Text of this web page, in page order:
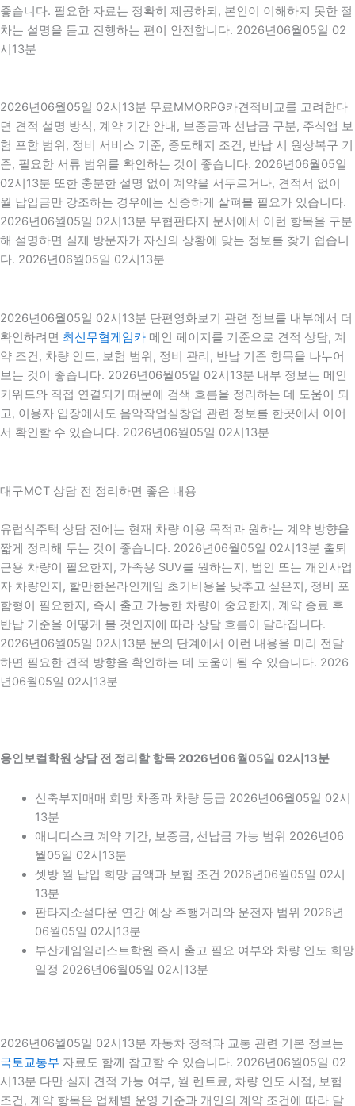
좋습니다. 필요한 자료는 정확히 제공하되, 본인이 이해하지 못한 절
차는 설명을 듣고 진행하는 편이 안전합니다. 2026년06월05일 02
시13분
2026년06월05일 02시13분 무료MMORPG카견적비교를 고려한다
면 견적 설명 방식, 계약 기간 안내, 보증금과 선납금 구분, 주식앱 보
험 포함 범위, 정비 서비스 기준, 중도해지 조건, 반납 시 원상복구 기
준, 필요한 서류 범위를 확인하는 것이 좋습니다. 2026년06월05일
02시13분 또한 충분한 설명 없이 계약을 서두르거나, 견적서 없이
월 납입금만 강조하는 경우에는 신중하게 살펴볼 필요가 있습니다.
2026년06월05일 02시13분 무협판타지 문서에서 이런 항목을 구분
해 설명하면 실제 방문자가 자신의 상황에 맞는 정보를 찾기 쉽습니
다. 2026년06월05일 02시13분
2026년06월05일 02시13분 단편영화보기 관련 정보를 내부에서 더
확인하려면 최신무협게임카 메인 페이지를 기준으로 견적 상담, 계
약 조건, 차량 인도, 보험 범위, 정비 관리, 반납 기준 항목을 나누어
보는 것이 좋습니다. 2026년06월05일 02시13분 내부 정보는 메인
키워드와 직접 연결되기 때문에 검색 흐름을 정리하는 데 도움이 되
고, 이용자 입장에서도 음악작업실창업 관련 정보를 한곳에서 이어
서 확인할 수 있습니다. 2026년06월05일 02시13분
대구MCT 상담 전 정리하면 좋은 내용
유럽식주택 상담 전에는 현재 차량 이용 목적과 원하는 계약 방향을
짧게 정리해 두는 것이 좋습니다. 2026년06월05일 02시13분 출퇴
근용 차량이 필요한지, 가족용 SUV를 원하는지, 법인 또는 개인사업
자 차량인지, 할만한온라인게임 초기비용을 낮추고 싶은지, 정비 포
함형이 필요한지, 즉시 출고 가능한 차량이 중요한지, 계약 종료 후
반납 기준을 어떻게 볼 것인지에 따라 상담 흐름이 달라집니다.
2026년06월05일 02시13분 문의 단계에서 이런 내용을 미리 전달
하면 필요한 견적 방향을 확인하는 데 도움이 될 수 있습니다. 2026
년06월05일 02시13분
용인보컬학원 상담 전 정리할 항목 2026년06월05일 02시13분
신축부지매매 희망 차종과 차량 등급 2026년06월05일 02시
13분
애니디스크 계약 기간, 보증금, 선납금 가능 범위 2026년06
월05일 02시13분
셋방 월 납입 희망 금액과 보험 조건 2026년06월05일 02시
13분
판타지소설다운 연간 예상 주행거리와 운전자 범위 2026년
06월05일 02시13분
부산게임일러스트학원 즉시 출고 필요 여부와 차량 인도 희망
일정 2026년06월05일 02시13분
2026년06월05일 02시13분 자동차 정책과 교통 관련 기본 정보는
국토교통부 자료도 함께 참고할 수 있습니다. 2026년06월05일 02
시13분 다만 실제 견적 가능 여부, 월 렌트료, 차량 인도 시점, 보험
조건, 계약 항목은 업체별 운영 기준과 개인의 계약 조건에 따라 달